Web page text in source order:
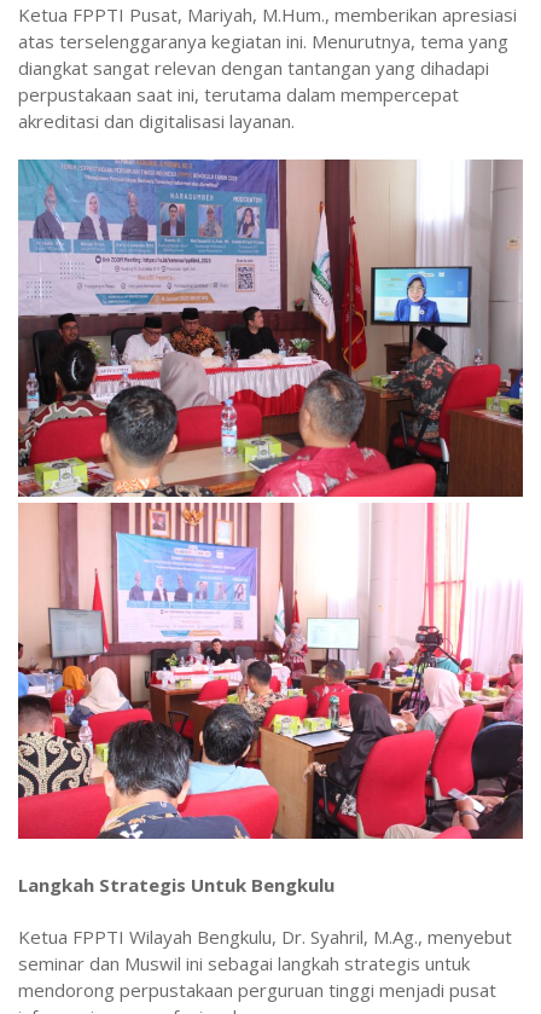
Ketua FPPTI Pusat, Mariyah, M.Hum., memberikan apresiasi
atas terselenggaranya kegiatan ini. Menurutnya, tema yang
diangkat sangat relevan dengan tantangan yang dihadapi
perpustakaan saat ini, terutama dalam mempercepat
akreditasi dan digitalisasi layanan.
Langkah Strategis Untuk Bengkulu
Ketua FPPTI Wilayah Bengkulu, Dr. Syahril, M.Ag., menyebut
seminar dan Muswil ini sebagai langkah strategis untuk
mendorong perpustakaan perguruan tinggi menjadi pusat